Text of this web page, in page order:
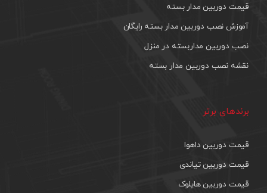
قیمت دوربین مدار بسته
آموزش نصب دوربین مدار بسته رایگان
نصب دوربین مداربسته در منزل
نقشه نصب دوربین مدار بسته
برندهای برتر
قیمت دوربین داهوا
قیمت دوربین تیاندی
قیمت دوربین هایلوک